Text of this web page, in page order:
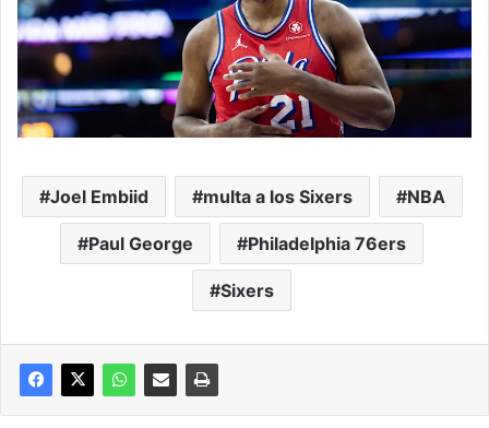
Joel Embiid multa a los Sixers NBA
Paul George Philadelphia 76ers
Sixers